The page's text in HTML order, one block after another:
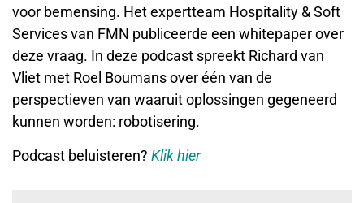
voor bemensing. Het expertteam Hospitality & Soft
Services van FMN publiceerde een whitepaper over
deze vraag. In deze podcast spreekt Richard van
Vliet met Roel Boumans over één van de
perspectieven van waaruit oplossingen gegeneerd
kunnen worden: robotisering.
Podcast beluisteren? Klik hier